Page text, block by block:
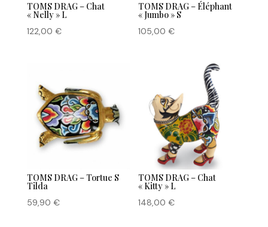
TOMS DRAG – Chat
« Nelly » L
122,00 €
TOMS DRAG – Éléphant
« Jumbo » S
105,00€
TOMS DRAG – Tortue S
Tilda
59,90 €
TOMS DRAG – Chat
« Kitty » L
148,00€